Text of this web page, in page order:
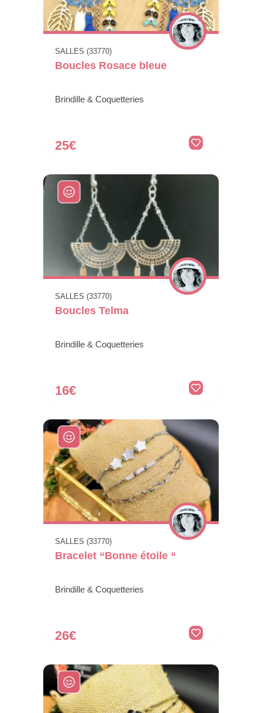
SALLES (33770)
Boucles Rosace bleue
Brindille & Coquetteries
25€
SALLES (33770)
Boucles Telma
Brindille & Coquetteries
16€
SALLES (33770)
Bracelet “Bonne étoile “
Brindille & Coquetteries
26€